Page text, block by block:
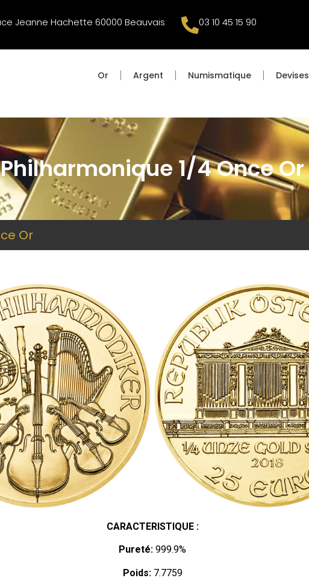
Jeanne Hachette 60000 Beauvais 03 10 45 15 90
Or Argent Numismatique Devises
Philharmonique 1/4 Once Or
Or
CARACTERISTIQUE :
Pureté: 999.9%
Poids:7.7759